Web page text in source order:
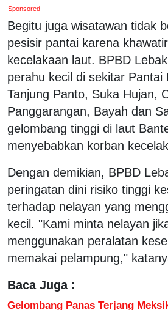
Sponsored
Begitu juga wisatawan tidak
pesisir pantai karena
kecelakaan laut. BPBD
perahu kecil di sekitar Pantai
Tanjung Panto, Suka Hujan,
Panggarangan, Bayah dan
gelombang tinggi di laut
menyebabkan korban
Dengan demikian, BPBD
peringatan dini risiko tinggi
terhadap nelayan yang
kecil. "Kami minta nelayan
menggunakan peralatan
memakai pelampung,"
Baca Juga :
Gelombang Panas Terjang